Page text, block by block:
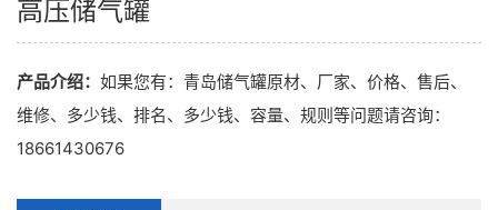
高压储气罐
产品介绍： 如果您有：青岛储气罐原材、厂家、价格、售后、
维修、多少钱、排名、多少钱、容量、规则等问题请咨询：
18661430676